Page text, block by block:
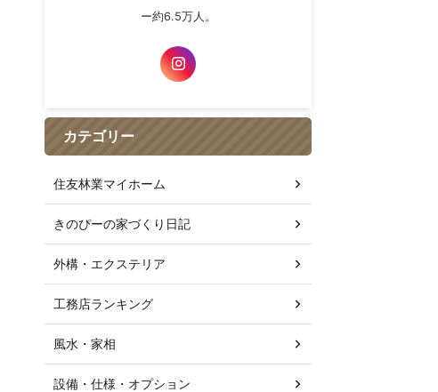
ー約6.5万人。
カテゴリー
住友林業マイホーム
きのぴーの家づくり日記
外構・エクステリア
工務店ランキング
風水・家相
設備・仕様・オプション